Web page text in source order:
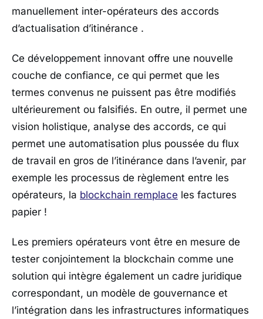
manuellement inter-opérateurs des accords
d’actualisation d’itinérance .
Ce développement innovant offre une nouvelle
couche de confiance, ce qui permet que les
termes convenus ne puissent pas être modifiés
ultérieurement ou falsifiés. En outre, il permet une
vision holistique, analyse des accords, ce qui
permet une automatisation plus poussée du flux
de travail en gros de l’itinérance dans l’avenir, par
exemple les processus de règlement entre les
opérateurs, la blockchain remplace les factures
papier !
Les premiers opérateurs vont être en mesure de
tester conjointement la blockchain comme une
solution qui intègre également un cadre juridique
correspondant, un modèle de gouvernance et
l’intégration dans les infrastructures informatiques